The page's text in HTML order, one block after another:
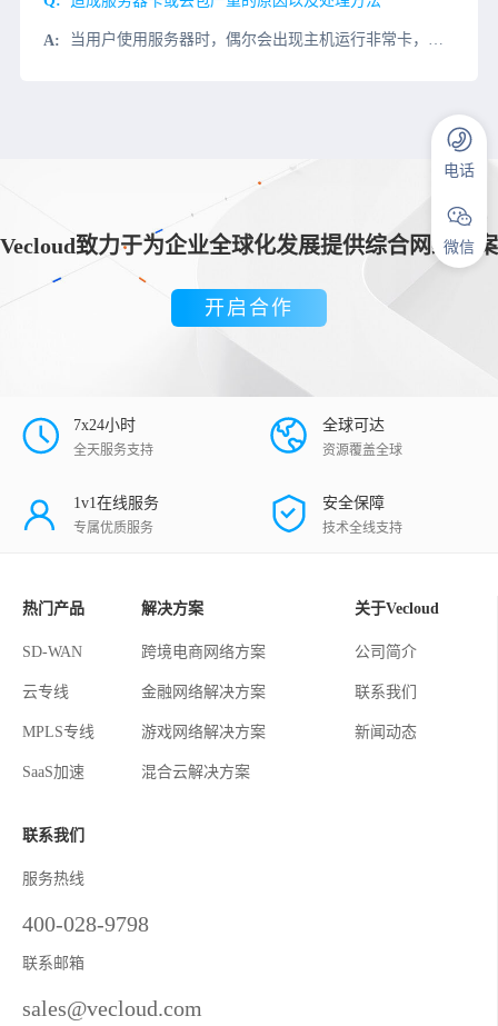
Vecloud致力于为企业全球化发展提供综合网络方案
开启合作
7x24小时
全天服务支持
全球可达
资源覆盖全球
1v1在线服务
专属优质服务
安全保障
技术全线支持
热门产品
SD-WAN
云专线
MPLS专线
SaaS加速
解决方案
跨境电商网络方案
金融网络解决方案
游戏网络解决方案
混合云解决方案
关于Vecloud
公司简介
联系我们
新闻动态
联系我们
服务热线
400-028-9798
联系邮箱
sales@vecloud.com
电话
微信